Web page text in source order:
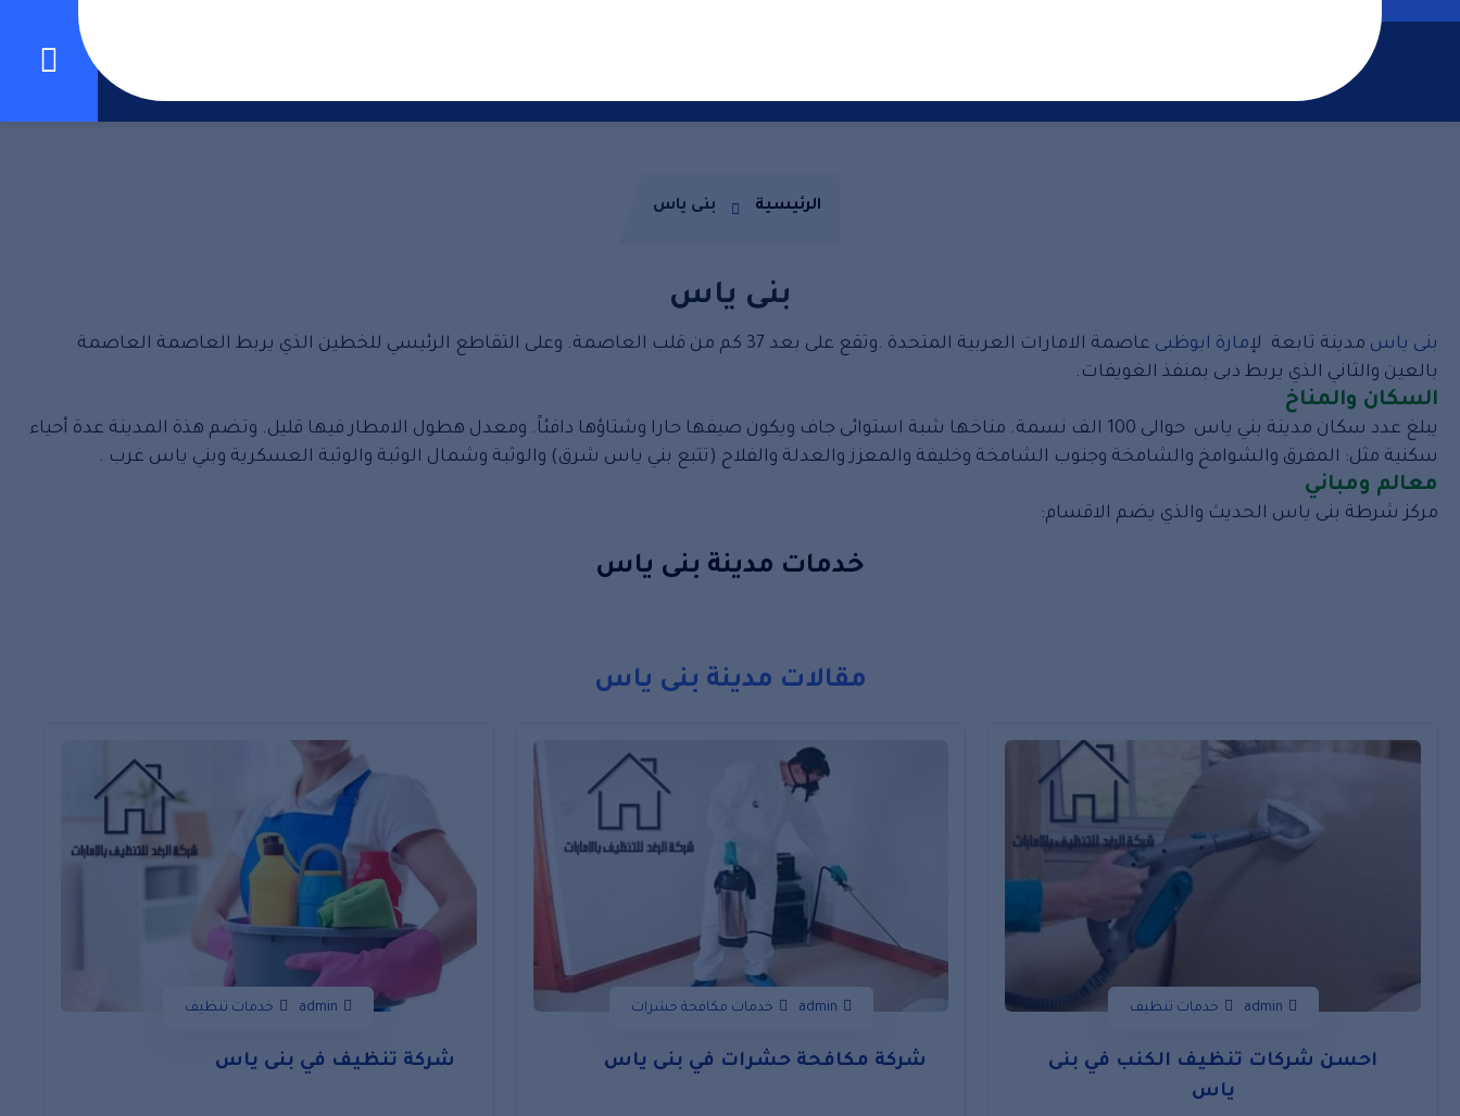
الرئيسية بنى ياس
بنى ياس
بنى ياس مدينة تابعة لإمارة ابوظبى
عاصمة الامارات العربية المتحدة .وتقع على بعد 37 كم من قلب العاصمة. وعلى التقاطع الرئيسي للخطين الذي يربط العاصمة العاصمة
بالعين والثاني الذي يربط دبى بمنفذ الغويفات.
السكان والمناخ
يبلغ عدد سكان مدينة بني ياس حوالى 100 الف نسمة. مناخها شبة استوائى جاف ويكون صيفها حارا وشتاؤها دافئاً. ومعدل هطول الامطار فيها قليل. وتضم هذة المدينة عدة أحياء
سكنية مثل: المفرق والشوامخ والشامخة وجنوب الشامخة وخليفة والمعزز والعدلة والفلاح (تتبع بني ياس شرق) والوثبة وشمال الوثبة والوثبة العسكرية وبني ياس غرب .
معالم ومباني
مركز شرطة بنى ياس الحديث والذي يضم الاقسام:
تقع بني ياس ابوظبي جنوب الإمارة على طول الطريق السريع بين أبوظبي والعين بالقرب من بعض المواقع السياحية الشهيرة. مثل جامع الشيخ زايد الكبير واستاد الشيخ زايد و
عالم فيرارى ابوظبى. كما تضم منطقة بني ياس أبوظبي مجمع فلل شهير يسمى بوابة الشرق
خدمات مدينة بنى ياس
مقالات مدينة بنى ياس
admin خدمات تنظيف
احسن شركات تنظيف الكنب في بنى
ياس
admin خدمات مكافحة حشرات
شركة مكافحة حشرات في بنى ياس
admin خدمات تنظيف
شركة تنظيف في بنى ياس